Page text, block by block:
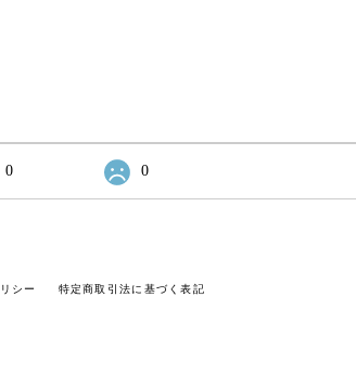
0 0
シー 特定商取引法に基づく表記